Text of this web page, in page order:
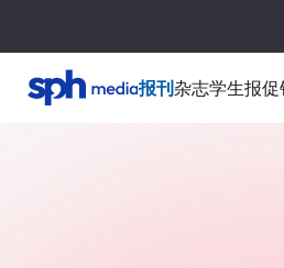
报刊杂志学生报促